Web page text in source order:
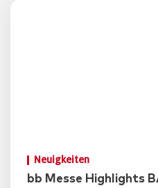
Neuigkeiten
bb Messe Highlights